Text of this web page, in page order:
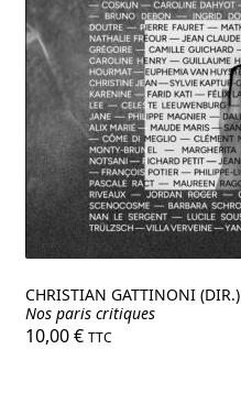
CHRISTIAN GATTINONI (DIR.)
Nos paris critiques
10,00€ TTC